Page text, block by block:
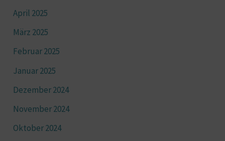
April 2025
März 2025
Februar 2025
Januar 2025
Dezember 2024
November 2024
Oktober 2024